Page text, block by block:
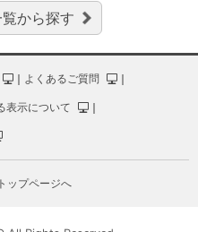
から探す
｜ よくあるご質問 ｜
表示について ｜
トップページへ